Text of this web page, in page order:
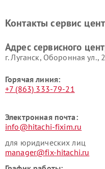
данных HITACHI
HITACHI
Контакты сервис
Адрес сервисного
г. Луганск, Оборонная ул.,
Горячая линия:
+7 (863) 333-79-21
Электронная почта:
info@hitachi-fixim.ru
для юридических лиц
manager@fix-hitachi.ru